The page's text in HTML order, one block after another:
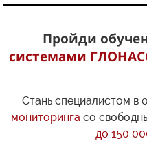
Пройди
системами
Стань специалистом в
мониторинга со
до 150